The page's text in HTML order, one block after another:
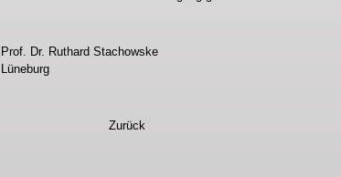
Prof. Dr. Ruthard Stachowske
Lüneburg
Zurück